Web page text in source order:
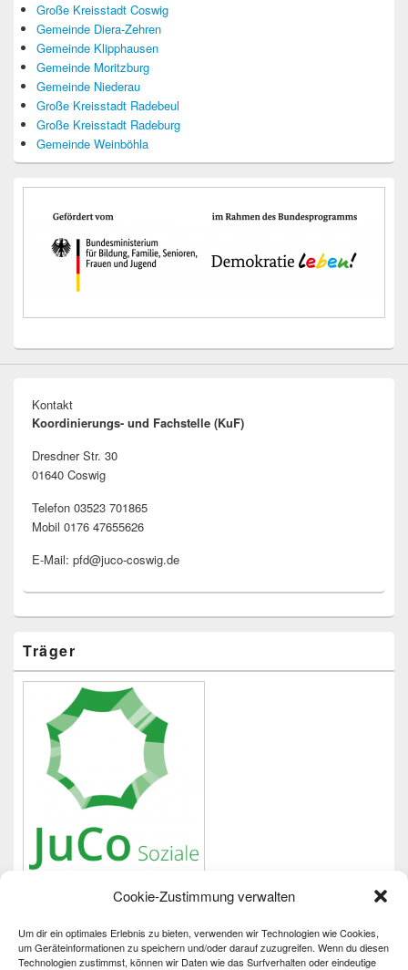
Cookie-Zustimmung verwalten
Um dir ein optimales Erlebnis zu bieten, verwenden wir Technologien wie Cookies,
um Geräteinformationen zu speichern und/oder darauf zuzugreifen. Wenn du diesen
Technologien zustimmst, können wir Daten wie das Surfverhalten oder eindeutige
Große Kreisstadt Coswig
Gemeinde Diera-Zehren
Gemeinde Klipphausen
Gemeinde Moritzburg
Gemeinde Niederau
Große Kreisstadt Radebeul
Große Kreisstadt Radeburg
Gemeinde Weinböhla
Kontakt
Koordinierungs- und Fachstelle (KuF)
Dresdner Str. 30
01640 Coswig
Telefon 03523 701865
Mobil 0176 47655626
E-Mail: pfd@juco-coswig.de
Träger
Wichtiges